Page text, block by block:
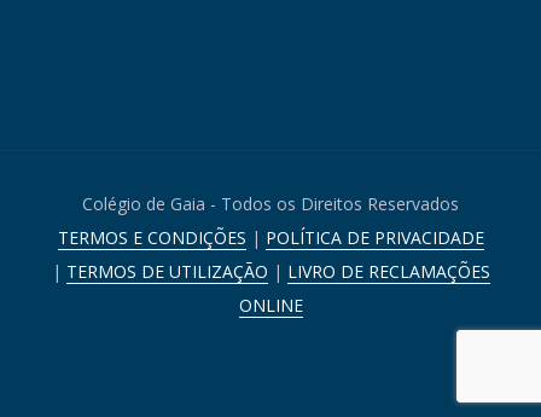
Colégio de Gaia - Todos os Direitos Reservados
TERMOS E CONDIÇÕES | POLÍTICA DE PRIVACIDADE
| TERMOS DE UTILIZAÇÃO | LIVRO DE RECLAMAÇÕES
ONLINE